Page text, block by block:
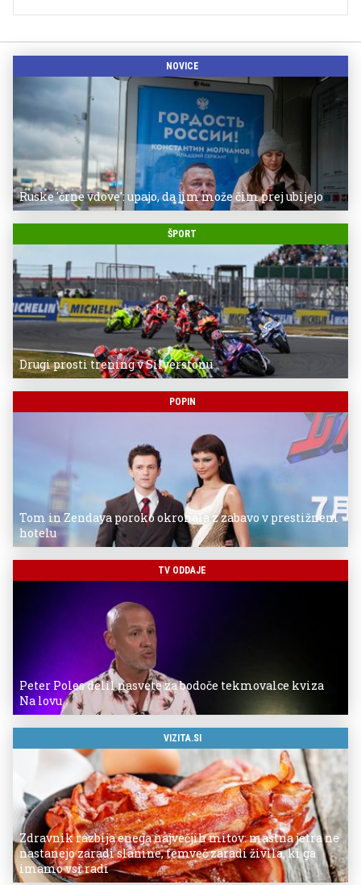
NOVICE
Ruske 'črne vdove': upajo, da jim može čim prej ubijejo
ŠPORT
Drugi prosti trening v Silverstonu
POPIN
Tom in Zendaya poroko okronala z zabavo v prestižnem
hotelu
TV ODDAJE
Peter Poles delil nasvete za bodoče tekmovalce kviza
Na lovu
VIZITA.SI
Zdravnik razbija enega največjih mitov: mastna jetra ne
nastanejo zaradi slanine, temveč zaradi živila, ki ga
imamo vsi radi